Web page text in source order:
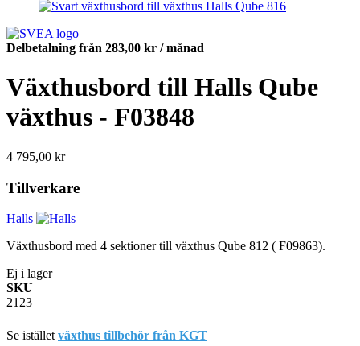
Delbetalning från 283,00 kr / månad
Växthusbord till Halls Qube
växthus - F03848
4 795,00 kr
Tillverkare
Halls
Växthusbord med 4 sektioner till växthus Qube 812 ( F09863).
Ej i lager
SKU
2123
Se istället växthus tillbehör från KGT